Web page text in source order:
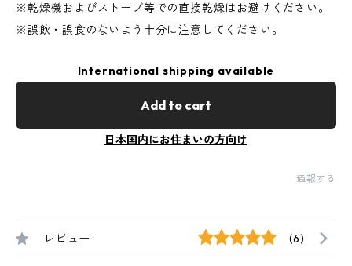
※乾燥機およびストーブ等での直接乾燥はお避けください。
※誤飲・誤食のないよう十分に注意してください。
International shipping available
Add to cart
日本国内にお住まいの方向け
通報する
レビュー (6)